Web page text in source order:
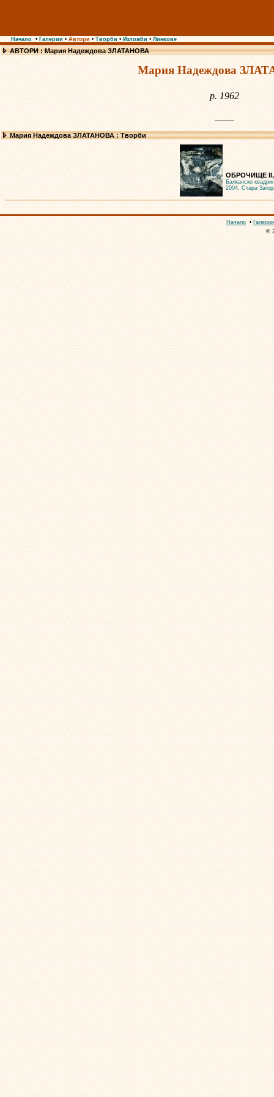
Начало • Галерии • Автори • Творби • Изложби • Линкове
АВТОРИ : Мария Надеждова ЗЛАТАНОВА
Мария Надеждова
р. 1962
Мария Надеждова ЗЛАТАНОВА : Творби
ОБРОЧИЩЕ II,
Балканско
2004, Стара
Начало • Галерии
©